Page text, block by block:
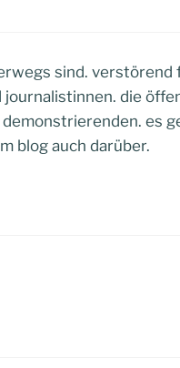
sind. verstörend
die
es
blog auch darüber.